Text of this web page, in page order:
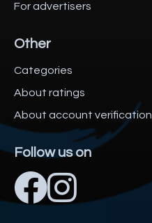
For advertisers
Other
Categories
About ratings
About account verification
Follow us on